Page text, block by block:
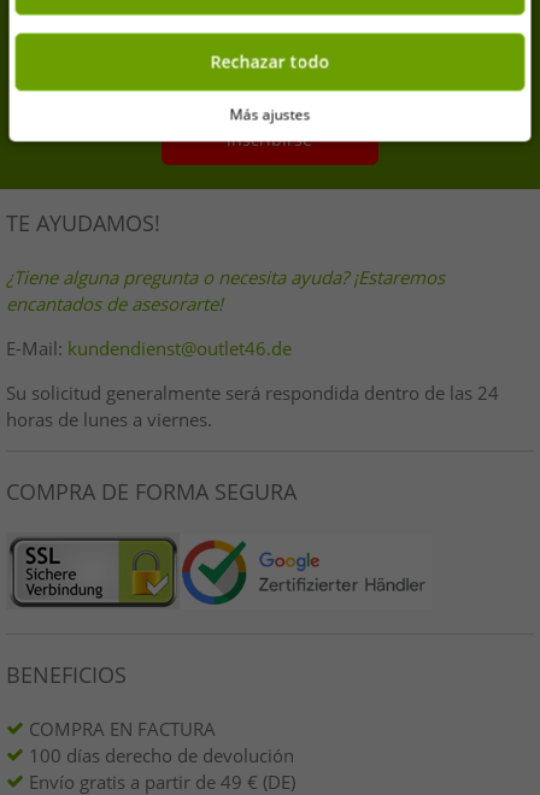
Suscríbete a nuestra newsletter y consigue tu 7% de
descuento extra
Tu dirección de correo electrónico aquí
inscribirse
TE AYUDAMOS!
¿Tiene alguna pregunta o necesita ayuda? ¡Estaremos
encantados de asesorarte!
E-Mail: kundendienst@outlet46.de
Su solicitud generalmente será respondida dentro de las 24
horas de lunes a viernes.
COMPRA DE FORMA SEGURA
BENEFICIOS
COMPRA EN FACTURA
100 días derecho de devolución
Envío gratis a partir de 49 € (DE)
Rechazar todo
Más ajustes